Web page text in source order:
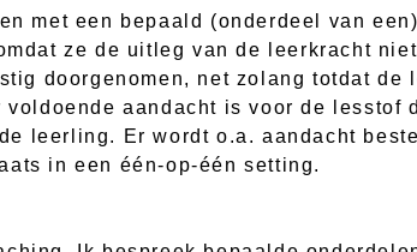
met een bepaald (onderdeel van
ze de uitleg van de leerkracht
doorgenomen, net zolang totdat de
voldoende aandacht is voor de
leerling. Er wordt o.a. aandacht
in een één-op-één setting.